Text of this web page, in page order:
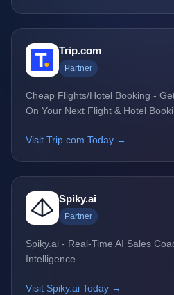
Trip.com
Partner
Cheap Flights/Hotel Booking -
On Your Next Flight & Hotel
Visit Trip.com Today →
Spiky.ai
Partner
Spiky.ai - Real-Time AI Sales
Intelligence
Visit Spiky.ai Today →